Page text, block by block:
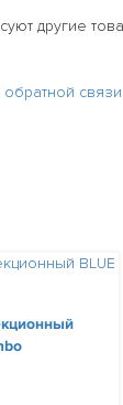
другие
обратной связи